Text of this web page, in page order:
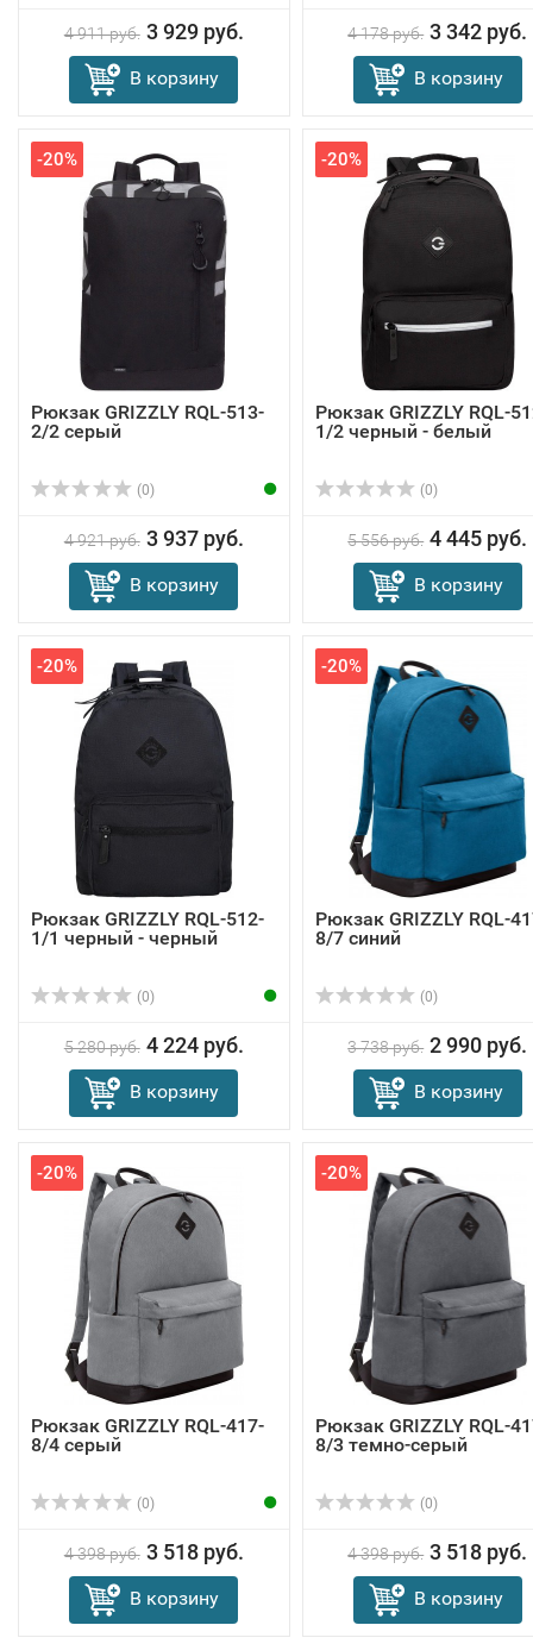
4 911 руб. 3 929 руб.
В корзину
4 178 руб. 3 342 руб.
В корзину
-20%
Рюкзак GRIZZLY RQL-513-
2/2 серый
(0)
4 921 руб. 3 937 руб.
В корзину
-20%
Рюкзак GRIZZLY RQL-
1/2 черный - белый
(0)
5 556 руб. 4 445 руб.
В корзину
-20%
Рюкзак GRIZZLY RQL-512-
1/1 черный - черный
(0)
5 280 руб. 4 224 руб.
В корзину
-20%
Рюкзак GRIZZLY RQL-
8/7 синий
(0)
3 738 руб. 2 990 руб.
В корзину
-20%
Рюкзак GRIZZLY RQL-417-
8/4 серый
(0)
4 398 руб. 3 518 руб.
В корзину
-20%
Рюкзак GRIZZLY RQL-
8/3 темно-серый
(0)
4 398 руб. 3 518 руб.
В корзину